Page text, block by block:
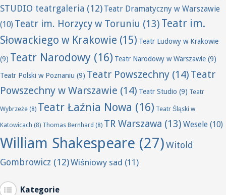
STUDIO teatrgaleria (12) Teatr Dramatyczny w Warszawie
(10) Teatr im. Horzycy w Toruniu (13) Teatr im.
Słowackiego w Krakowie (15) Teatr Ludowy w Krakowie
(9) Teatr Narodowy (16) Teatr Narodowy w Warszawie (9)
Teatr Polski w Poznaniu (9) Teatr Powszechny (14) Teatr
Powszechny w Warszawie (14) Teatr Studio (9) Teatr
Wybrzeże (8) Teatr Łaźnia Nowa (16) Teatr Śląski w
Katowicach (8) Thomas Bernhard (8) TR Warszawa (13) Wesele (10)
William Shakespeare (27)Witold
Gombrowicz (12)Wiśniowy sad (11)
Kategorie